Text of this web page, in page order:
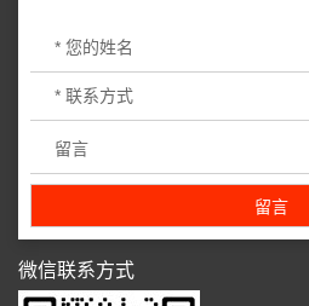
微信联系方式